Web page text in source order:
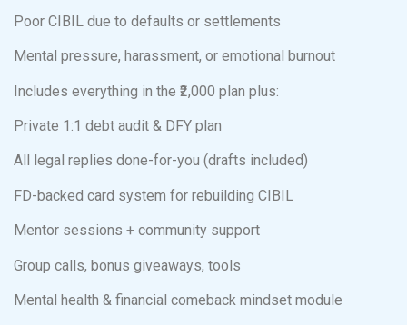
Poor CIBIL due to defaults or settlements
Mental pressure, harassment, or emotional burnout
Includes everything in the ₹2,000 plan plus:
Private 1:1 debt audit & DFY plan
All legal replies done-for-you (drafts included)
FD-backed card system for rebuilding CIBIL
Mentor sessions + community support
Group calls, bonus giveaways, tools
Mental health & financial comeback mindset module